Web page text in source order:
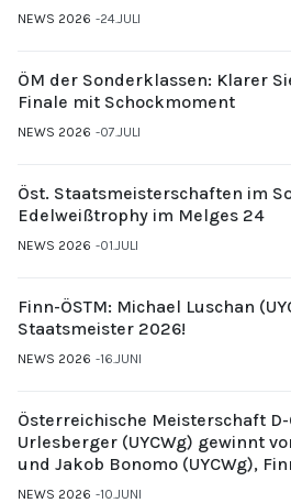
NEWS 2026 24.JULI
ÖM der Sonderklassen: Klarer
Finale mit Schockmoment
NEWS 2026 07.JULI
Öst. Staatsmeisterschaften im
Edelweißtrophy im Melges 24
NEWS 2026 01.JULI
Finn-ÖSTM: Michael Luschan
Staatsmeister 2026!
NEWS 2026 16.JUNI
Österreichische Meisterschaft D-
Urlesberger (UYCWg) gewinnt
und Jakob Bonomo (UYCWg),
Gubi (UYCMo)
NEWS 2026 10.JUNI